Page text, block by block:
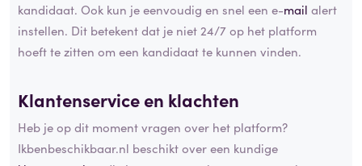
kandidaat. Ook kun je eenvoudig en snel een e-mail alert
instellen. Dit betekent dat je niet 24/7 op het platform
hoeft te zitten om een kandidaat te kunnen vinden.
Klantenservice en klachten
Heb je op dit moment vragen over het platform?
Ikbenbeschikbaar.nl beschikt over een kundige